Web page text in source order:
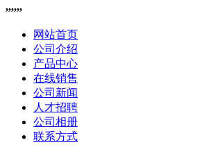
,,,,,,
网站首页
公司介绍
产品中心
在线销售
公司新闻
人才招聘
公司相册
联系方式